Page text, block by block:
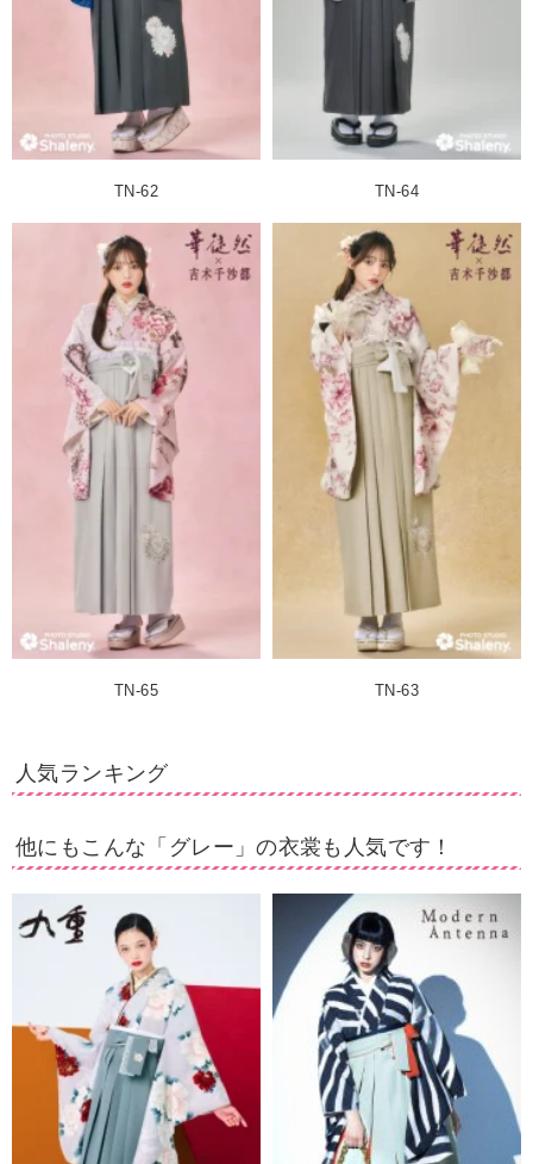
TN-62 TN-64
TN-65 TN-63
人気ランキング
他にもこんな「グレー」の衣裳も人気です！